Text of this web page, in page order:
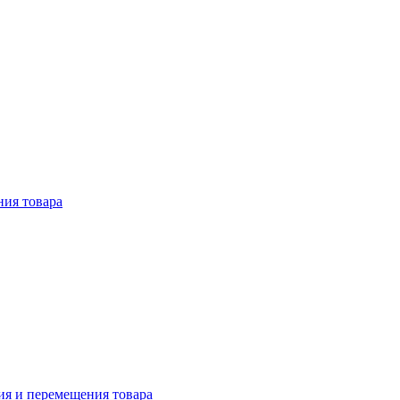
товара
и перемещения товара